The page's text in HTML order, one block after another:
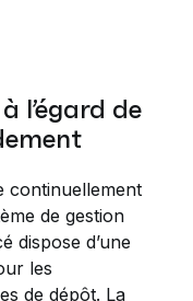
l’égard de
continuellement
de gestion
dispose d’une
les
de dépôt. La